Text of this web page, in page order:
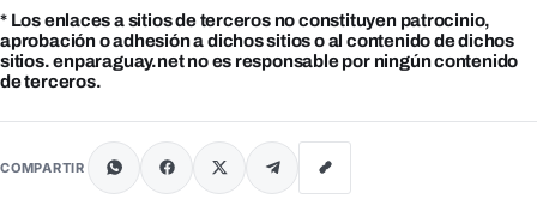
* Los enlaces a sitios de terceros no constituyen patrocinio,
aprobación o adhesión a dichos sitios o al contenido de dichos
sitios. enparaguay.net no es responsable por ningún contenido
de terceros.
COMPARTIR